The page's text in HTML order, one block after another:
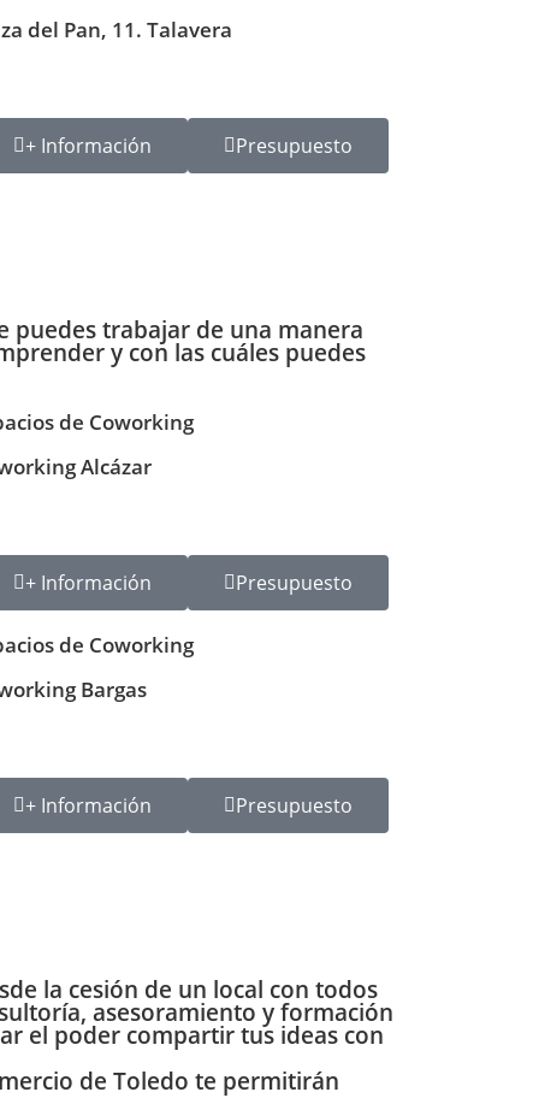
del Pan, 11. Talavera
+ Información Presupuesto
puedes trabajar de una manera
y con las cuáles puedes
de Coworking
Alcázar
+ Información Presupuesto
de Coworking
Bargas
+ Información Presupuesto
la cesión de un local con todos
asesoramiento y formación
el poder compartir tus ideas con
de Toledo te permitirán